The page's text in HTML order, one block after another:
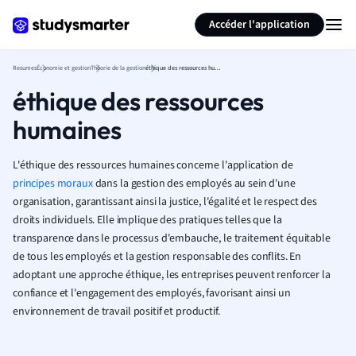
Accéder l'application
ResumesÉconomie et gestionThéorie de la gestion éthique des ressources humaines
éthique des ressources
humaines
L'éthique des ressources humaines concerne l'application de
principes morauxdans la gestion des employés au sein d'une
organisation, garantissant ainsi la justice, l'égalité et le respect des
droits individuels. Elle implique des pratiques telles que la
transparence dans le processus d'embauche, le traitement équitable
de tous les employés et la gestion responsable des conflits. En
adoptant une approche éthique, les entreprises peuvent renforcer la
confiance et l'engagement des employés, favorisant ainsi un
environnement de travail positif et productif.
Résumer la page